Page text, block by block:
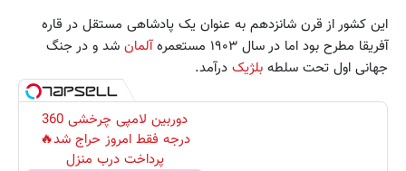
این کشور از قرن شانزدهم به عنوان یک پادشاهی مستقل در قاره
آفریقا مطرح بود اما در سال ۱۹۰۳ مستعمره
آلمان شد و در جنگ
جهانی اول تحت سلطه بلژیک درآمد.
دوربین لامپی چرخشی 360
درجه فقط امروز حراج شد🔥
پرداخت درب منزل